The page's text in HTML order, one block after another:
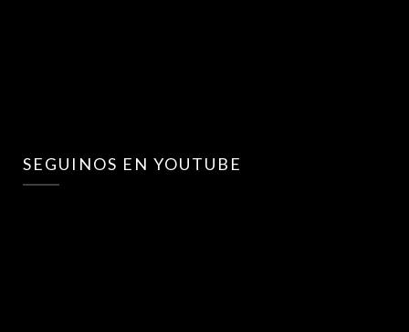
SEGUINOS EN YOUTUBE